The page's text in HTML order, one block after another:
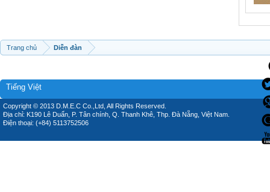
Trang chủ Diễn đàn
Tiếng Việt
Copyright © 2013 D.M.E.C Co.,Ltd, All Rights Reserved.
Địa chỉ: K190 Lê Duẩn, P. Tân chính, Q. Thanh Khê, Thp. Đà Nẵng, Việt Nam.
Điện thoại: (+84) 5113752506